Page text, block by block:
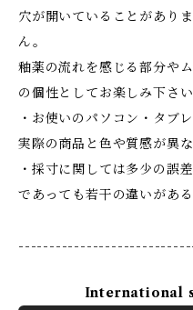
穴が開いていることがあり
ん。
釉薬の流れを感じる部分や
の個性としてお楽しみ下さい
・お使いのパソコン・タブ
実際の商品と色や質感が異
・採寸に関しては多少の誤
であっても若干の違いがあ
International